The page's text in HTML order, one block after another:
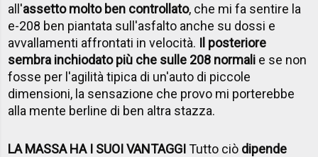
all'assetto molto ben controllato, che mi fa sentire la
e-208 ben piantata sull'asfalto anche su dossi e
avvallamenti affrontati in velocità. Il posteriore
sembra inchiodato più che sulle 208 normali e se non
fosse per l'agilità tipica di un'auto di piccole
dimensioni, la sensazione che provo mi porterebbe
alla mente berline di ben altra stazza.
LA MASSA HA I SUOI VANTAGGITutto ciò dipende